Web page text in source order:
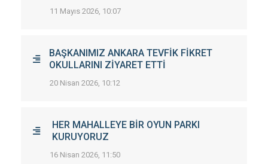
11 Mayıs 2026, 10:07
BAŞKANIMIZ ANKARA TEVFİK FİKRET
OKULLARINI ZİYARET ETTİ
20 Nisan 2026, 10:12
HER MAHALLEYE BİR OYUN PARKI
KURUYORUZ
16 Nisan 2026, 11:50